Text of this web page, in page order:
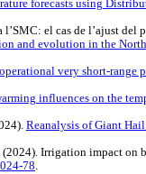
forecasts using
l’SMC: el cas de l’ajust del
and evolution in the
very short-
influences on the
Reanalysis of Giant
(2024). Irrigation impact
78.